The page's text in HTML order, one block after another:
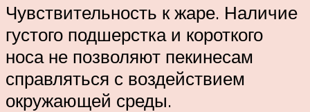
Чувствительность к жаре. Наличие
густого подшерстка и короткого
носа не позволяют пекинесам
справляться с воздействием
окружающей среды.